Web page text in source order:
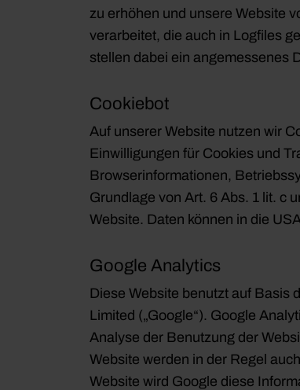
zu erhöhen und unsere Website
verarbeitet, die auch in Logfiles
stellen dabei ein angemessenes
Cookiebot
Auf unserer Website nutzen wir
Einwilligungen für Cookies und
Browserinformationen,
Grundlage von Art. 6 Abs. 1 lit. c
Website. Daten können in die
Google Analytics
Diese Website benutzt auf Basis
Limited („Google“). Google
Analyse der Benutzung der
Website werden in der Regel
Website wird Google diese